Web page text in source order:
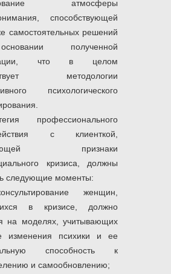
атмосферы
способствующей
самостоятельных решений
полученной
что в целом
методологии
психологического
профессионального
с клиенткой,
признаки
кризиса, должны
следующие моменты:
женщин,
в кризисе, дол­жно
на моделях, учитывающих
изменения психики и ее
способность к
и самообновлению;